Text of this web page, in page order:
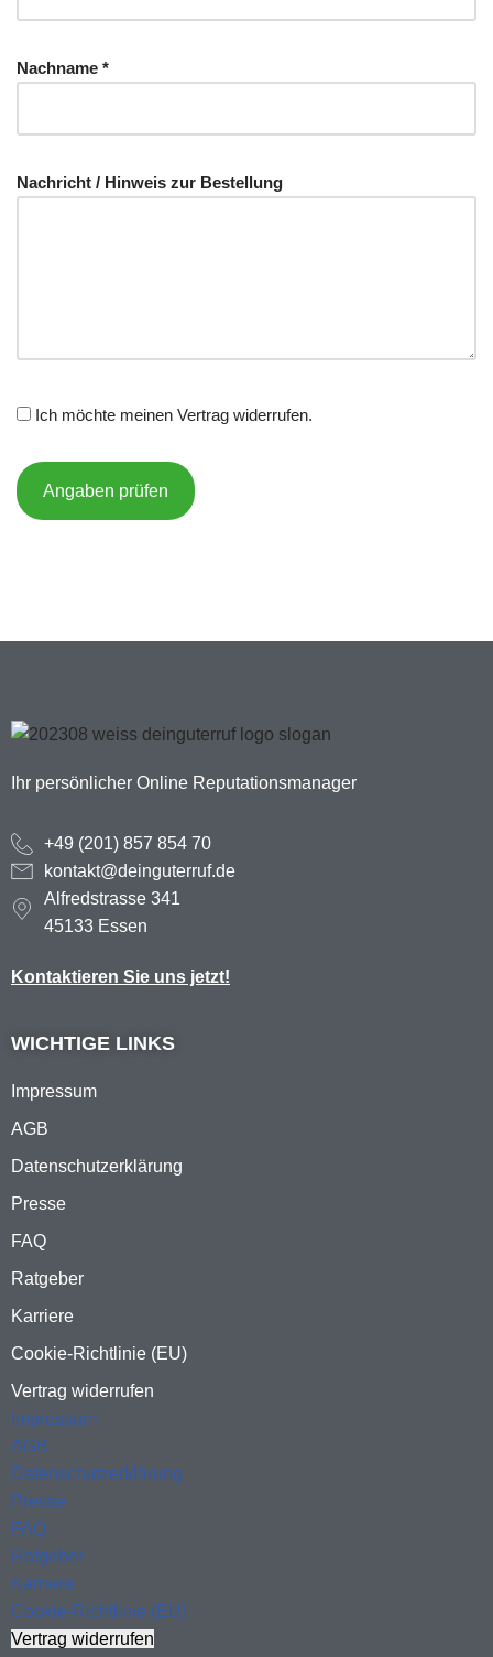
Nachname *
Nachricht / Hinweis zur Bestellung
Ich möchte meinen Vertrag widerrufen.
Angaben prüfen
Ihr persönlicher Online Reputationsmanager
+49 (201) 857 854 70
kontakt@deinguterruf.de
Alfredstrasse 341
45133 Essen
Kontaktieren Sie uns jetzt!
WICHTIGE LINKS
Impressum
AGB
Datenschutzerklärung
Presse
FAQ
Ratgeber
Karriere
Cookie-Richtlinie (EU)
Vertrag widerrufen
Impressum
AGB
Datenschutzerklärung
Presse
FAQ
Ratgeber
Karriere
Cookie-Richtlinie (EU)
Vertrag widerrufen